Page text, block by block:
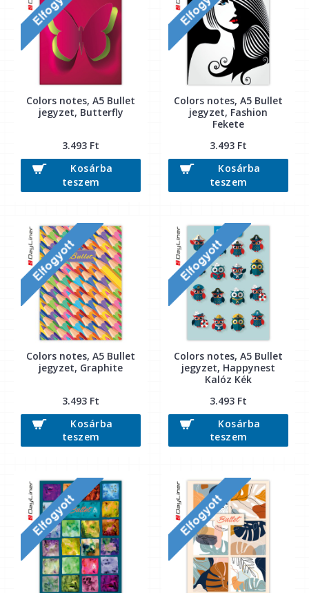
Colors notes, A5 Bullet
jegyzet, Butterfly
3.493 Ft
Kosárba
teszem
Colors notes, A5 Bullet
jegyzet, Fashion
Fekete
3.493 Ft
Kosárba
teszem
Colors notes, A5 Bullet
jegyzet, Graphite
3.493 Ft
Kosárba
teszem
Colors notes, A5 Bullet
jegyzet, Happynest
Kalóz Kék
3.493 Ft
Kosárba
teszem